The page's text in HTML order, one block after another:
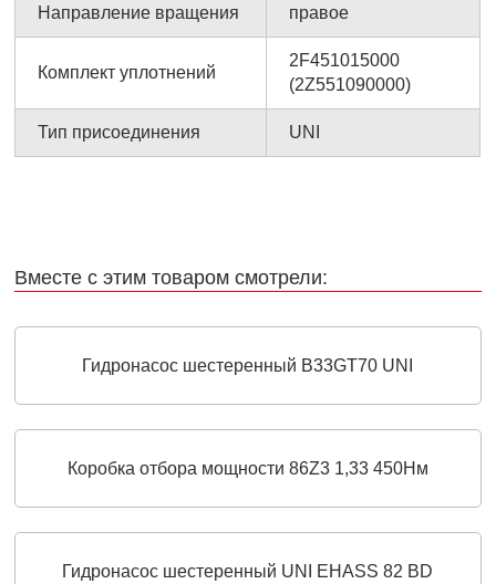
Направление вращения правое
Комплект уплотнений
2F451015000
(2Z551090000)
Тип присоединения UNI
Вместе с этим товаром смотрели:
Гидронасос шестеренный B33GT70 UNI
Коробка отбора мощности 86Z3 1,33 450Нм
Гидронасос шестеренный UNI EHASS 82 BD